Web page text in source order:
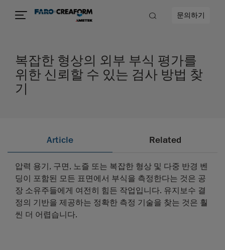
문의하기
복잡한 형상의 외부 부식 평가를
위한 신뢰할 수 있는 검사 방법 찾
기
Article Related
압력 용기, 구면, 노즐 또는 복잡한 형상 및 다중 반경 벤
딩이 포함된 모든 표면에서 부식을 측정한다는 것은 공
장 소유주들에게 여전히 힘든 작업입니다. 유지보수 결
정의 기반을 제공하는 정확한 측정 기술을 찾는 것은 훨
씬 더 어렵습니다.